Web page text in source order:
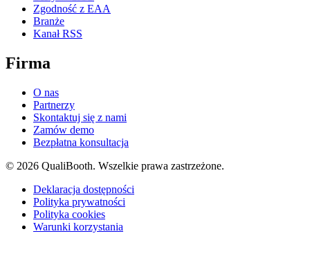
Zgodność z EAA
Branże
Kanał RSS
Firma
O nas
Partnerzy
Skontaktuj się z nami
Zamów demo
Bezpłatna konsultacja
© 2026 QualiBooth. Wszelkie prawa zastrzeżone.
Deklaracja dostępności
Polityka prywatności
Polityka cookies
Warunki korzystania